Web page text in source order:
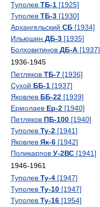
Туполев ТБ-1 [1925]
Туполев ТБ-3 [1930]
Архангельский СБ [1934]
Ильюшин ДБ-3 [1935]
Болховитинов ДБ-А [1937]
1936-1945
Петляков ТБ-7 [1936]
Сухой ББ-1 [1937]
Яковлев ББ-22 [1939]
Ермолаев Ер-2 [1940]
Петляков ПБ-100 [1940]
Туполев Ту-2 [1941]
Яковлев Як-6 [1942]
Поликарпов У-2ВС [1941]
1946-1961
Туполев Ту-4 [1947]
Туполев Ту-10 [1947]
Туполев Ту-16 [1954]